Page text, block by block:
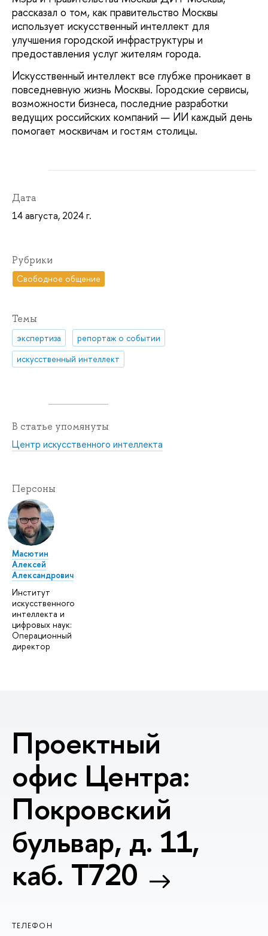
рассказал о том, как правительство Москвы
использует искусственный интеллект для
улучшения городской инфраструктуры и
предоставления услуг жителям города.
Искусственный интеллект все глубже проникает в
повседневную жизнь Москвы. Городские сервисы,
возможности бизнеса, последние разработки
ведущих российских компаний — ИИ каждый день
помогает москвичам и гостям столицы.
Дата
14 августа, 2024 г.
Рубрики
Свободное общение
Темы
экспертиза
репортаж о событии
искусственный интеллект
В статье упомянуты
Центр искусственного интеллекта
Персоны
Масютин
Алексей
Александрович
Институт
искусственного
интеллекта и
цифровых наук:
Операционный
директор
Проектный
офис Центра:
Покровский
бульвар, д. 11,
каб. T720
ТЕЛЕФОН